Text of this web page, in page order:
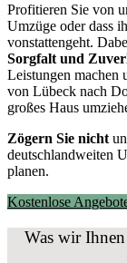
Profitieren Sie von
Umzüge oder dass
vonstattengeht.
Sorgfalt und
Leistungen machen
von Lübeck nach
großes Haus
Zögern Sie nicht
deutschlandweiten
planen.
Kostenlose
Was wir